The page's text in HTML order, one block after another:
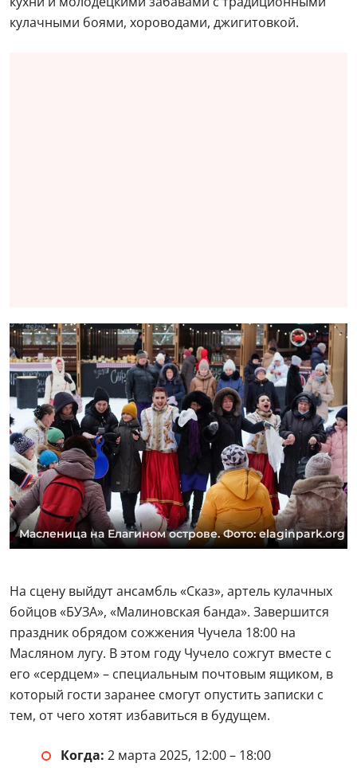
кулачными боями, хороводами, джигитовкой.
Масленица на Елагином острове. Фото: elaginpark.org
На сцену выйдут ансамбль «Сказ», артель кулачных
бойцов «БУЗА», «Малиновская банда». Завершится
праздник обрядом сожжения Чучела 18:00 на
Масляном лугу. В этом году Чучело сожгут вместе с
его «сердцем» – специальным почтовым ящиком, в
который гости заранее смогут опустить записки с
тем, от чего хотят избавиться в будущем.
Когда: 2 марта 2025, 12:00 – 18:00